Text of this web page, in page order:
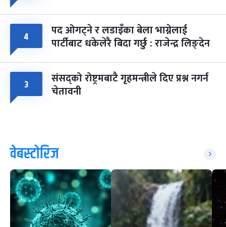
४ पद ओगट्ने र लडाइँका बेला भाग्नेलाई
पार्टीबाट धकेलेरै बिदा गर्छु : राजेन्द्र लिङ्देन
३ संसद्को रोष्ट्रमबाटै गृहमन्त्रीले दिए प्रश्न नगर्न
चेतावनी
वेबस्टोरिज